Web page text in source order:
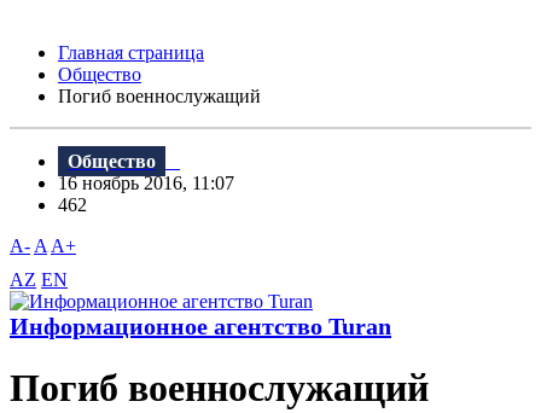
Главная страница
Общество
Погиб военнослужащий
Общество
16 ноябрь 2016, 11:07
462
A- A A+
AZ EN
Информационное агентство Turan
Погиб военнослужащий